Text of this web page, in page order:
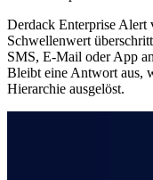
Derdack Enterprise Alert
Schwellenwert
SMS, E-Mail oder App
Bleibt eine Antwort aus,
Hierarchie ausgelöst.